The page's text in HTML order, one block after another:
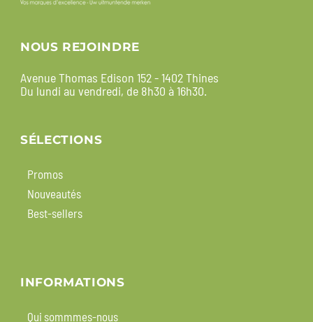
NOUS REJOINDRE
Avenue Thomas Edison 152 - 1402 Thines
Du lundi au vendredi, de 8h30 à 16h30.
SÉLECTIONS
Promos
Nouveautés
Best-sellers
INFORMATIONS
Qui sommmes-nous